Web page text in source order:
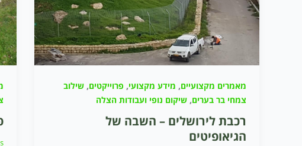
מאמרים מקצועיים, מידע מקצועי, פרוייקטים,שילוב
צמחי בר בערים,שיקום נופי ועבודות הצלה
רכבת לירושלים – השבה של
הגיאופיטים